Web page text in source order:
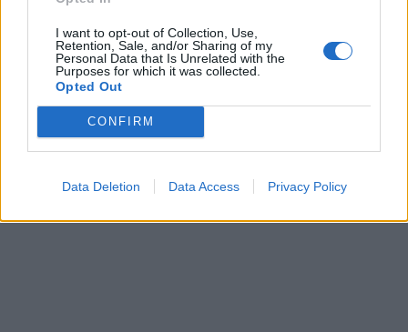
I want to opt-out of Collection, Use,
Retention, Sale, and/or Sharing of my
Personal Data that Is Unrelated with the
Purposes for which it was collected.
Opted Out
CONFIRM
Data Deletion Data Access Privacy Policy